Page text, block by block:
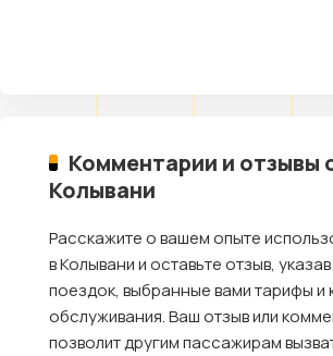
Комментарии и отзывы
Колывани
Расскажите о вашем опыте
в Колывани и оставьте отзыв,
поездок, выбранные вами тарифы и
обслуживания. Ваш отзыв или
позволит другим пассажирам